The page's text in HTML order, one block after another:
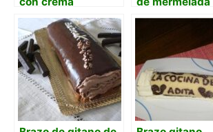
mascarpone al
limón
cerezas